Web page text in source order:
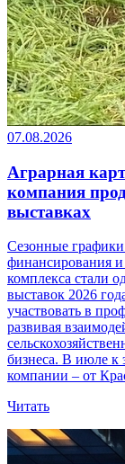
07.08.2026
Аграрная
компания
выставках
Сезонные
финансирования
комплекса стали
выставок 2026
участвовать в
развивая
бизнеса. В июле к
компании – от
Читать